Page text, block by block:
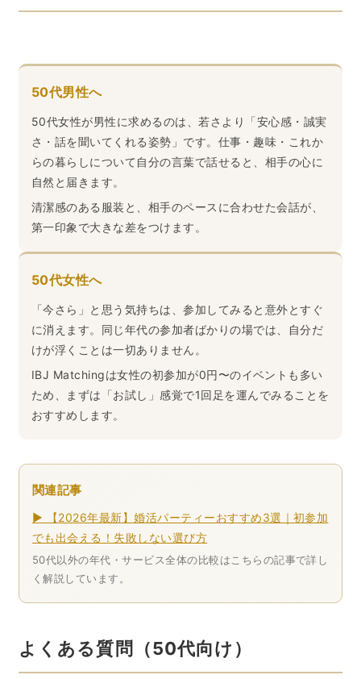
50代男性へ
50代女性が男性に求めるのは、若さより「安心感・誠実
さ・話を聞いてくれる姿勢」です。仕事・趣味・これか
らの暮らしについて自分の言葉で話せると、相手の心に
自然と届きます。
清潔感のある服装と、相手のペースに合わせた会話が、
第一印象で大きな差をつけます。
50代女性へ
「今さら」と思う気持ちは、参加してみると意外とすぐ
に消えます。同じ年代の参加者ばかりの場では、自分だ
けが浮くことは一切ありません。
IBJ Matchingは女性の初参加が0円〜のイベントも多い
ため、まずは「お試し」感覚で1回足を運んでみることを
おすすめします。
関連記事
▶ 【2026年最新】婚活パーティーおすすめ3選｜初参加
でも出会える！失敗しない選び方
50代以外の年代・サービス全体の比較はこちらの記事で詳し
く解説しています。
よくある質問（50代向け）